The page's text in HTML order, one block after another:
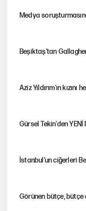
Medya
Beşiktaş’tan
Aziz Yıldırım'ın
Gürsel Tekin'den
İstanbul’un ciğerleri
Görünen bütçe, bütçe